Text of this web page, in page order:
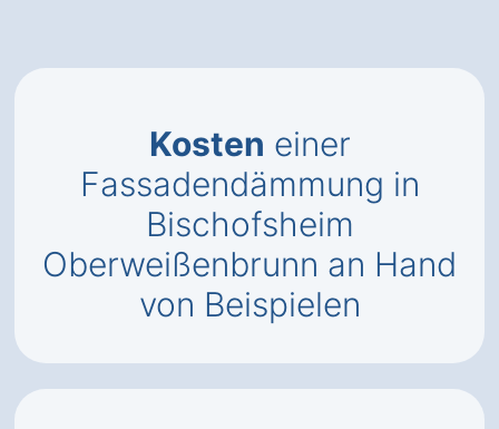
Kosten einer
Fassadendämmung in
Bischofsheim
Oberweißenbrunn an Hand
von Beispielen